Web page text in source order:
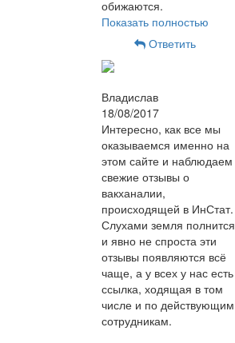
обижаются.
Показать полностью
Ответить
Владислав
18/08/2017
Интересно, как все мы
оказываемся именно на
этом сайте и наблюдаем
свежие отзывы о
вакханалии,
происходящей в ИнСтат.
Слухами земля полнится
и явно не спроста эти
отзывы появляются всё
чаще, а у всех у нас есть
ссылка, ходящая в том
числе и по действующим
сотрудникам.